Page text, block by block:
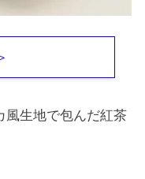
風生地で包んだ紅茶